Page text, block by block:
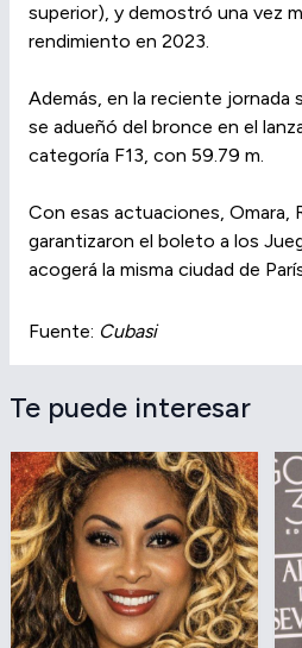
superior), y demostró una vez
rendimiento en 2023.
Además, en la reciente jornada
se adueñó del bronce en el
categoría F13, con 59.79 m.
Con esas actuaciones, Omara,
garantizaron el boleto a los
acogerá la misma ciudad de
Fuente: Cubasi
Te puede interesar